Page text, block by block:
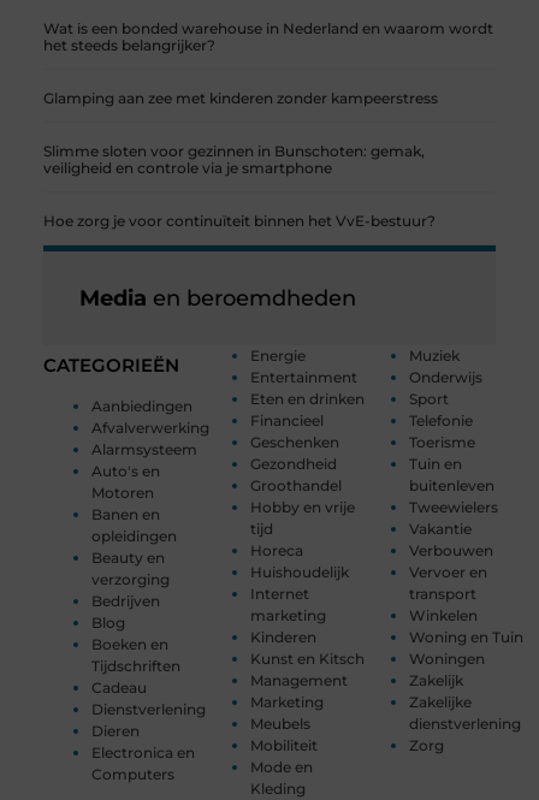
Wat is een bonded warehouse in Nederland en waarom wordt
het steeds belangrijker?
Glamping aan zee met kinderen zonder kampeerstress
Slimme sloten voor gezinnen in Bunschoten: gemak,
veiligheid en controle via je smartphone
Hoe zorg je voor continuïteit binnen het VvE-bestuur?
CATEGORIEËN
Aanbiedingen
Afvalverwerking
Alarmsysteem
Auto's en
Motoren
Banen en
opleidingen
Beauty en
verzorging
Bedrijven
Blog
Boeken en
Tijdschriften
Cadeau
Dienstverlening
Dieren
Electronica en
Computers
Energie
Entertainment
Eten en drinken
Financieel
Geschenken
Gezondheid
Groothandel
Hobby en vrije
tijd
Horeca
Huishoudelijk
Internet
marketing
Kinderen
Kunst en Kitsch
Management
Marketing
Meubels
Mobiliteit
Mode en
Kleding
Muziek
Onderwijs
Sport
Telefonie
Toerisme
Tuin en
buitenleven
Tweewielers
Vakantie
Verbouwen
Vervoer en
transport
Winkelen
Woning en Tuin
Woningen
Zakelijk
Zakelijke
dienstverlening
Zorg
Media en beroemdheden